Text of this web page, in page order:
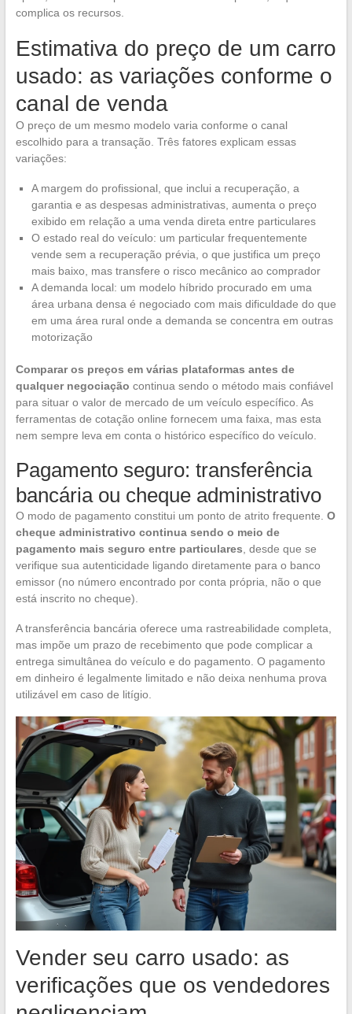
complica os recursos.
Estimativa do preço de um carro
usado: as variações conforme o
canal de venda
O preço de um mesmo modelo varia conforme o canal
escolhido para a transação. Três fatores explicam essas
variações:
A margem do profissional, que inclui a recuperação, a
garantia e as despesas administrativas, aumenta o preço
exibido em relação a uma venda direta entre particulares
O estado real do veículo: um particular frequentemente
vende sem a recuperação prévia, o que justifica um preço
mais baixo, mas transfere o risco mecânico ao comprador
A demanda local: um modelo híbrido procurado em uma
área urbana densa é negociado com mais dificuldade do que
em uma área rural onde a demanda se concentra em outras
motorização
Comparar os preços em várias plataformas antes de
qualquer negociação continua sendo o método mais confiável
para situar o valor de mercado de um veículo específico. As
ferramentas de cotação online fornecem uma faixa, mas esta
nem sempre leva em conta o histórico específico do veículo.
Pagamento seguro: transferência
bancária ou cheque administrativo
O modo de pagamento constitui um ponto de atrito frequente. O
cheque administrativo continua sendo o meio de
pagamento mais seguro entre particulares , desde que se
verifique sua autenticidade ligando diretamente para o banco
emissor (no número encontrado por conta própria, não o que
está inscrito no cheque).
A transferência bancária oferece uma rastreabilidade completa,
mas impõe um prazo de recebimento que pode complicar a
entrega simultânea do veículo e do pagamento. O pagamento
em dinheiro é legalmente limitado e não deixa nenhuma prova
utilizável em caso de litígio.
Vender seu carro usado: as
verificações que os vendedores